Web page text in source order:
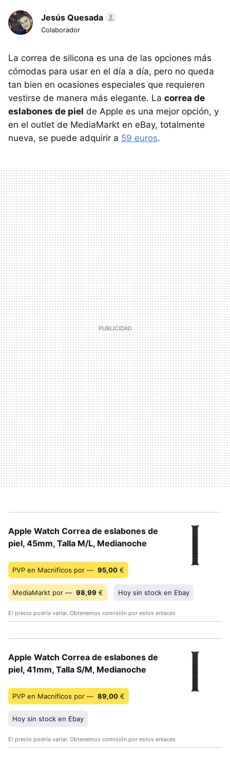
Jesús Quesada
Colaborador
La correa de silicona es una de las opciones más
cómodas para usar en el día a día, pero no queda
tan bien en ocasiones especiales que requieren
vestirse de manera más elegante. La correa de
eslabones de piel de Apple es una mejor opción, y
en el outlet de MediaMarkt en eBay, totalmente
nueva, se puede adquirir a 59 euros.
Apple Watch Correa de eslabones de
piel, 45mm, Talla M/L, Medianoche
PVP en Macnificos por — 95,00 €
MediaMarkt por — 98,99 € Hoy sin stock en Ebay
El precio podría variar. Obtenemos comisión por estos enlaces
Apple Watch Correa de eslabones de
piel, 41mm, Talla S/M, Medianoche
PVP en Macnificos por — 89,00 €
Hoy sin stock en Ebay
El precio podría variar. Obtenemos comisión por estos enlaces